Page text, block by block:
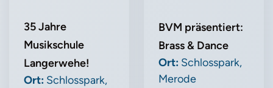
35 Jahre
Musikschule
Langerwehe!
Ort: Schlosspark,
BVM präsentiert:
Brass & Dance
Ort: Schlosspark,
Merode